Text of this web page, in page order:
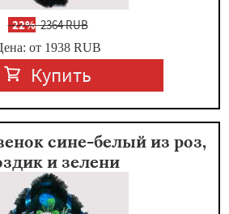
-22%2364 RUB
от 1938 RUB
Купить
сине-белый из роз,
и зелени